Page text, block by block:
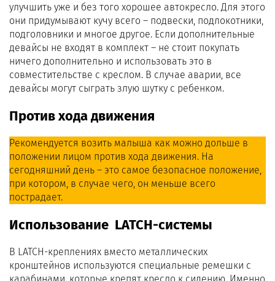
улучшить уже и без того хорошее автокресло. Для этого
они придумывают кучу всего – подвески, подлокотники,
подголовники и многое другое. Если дополнительные
девайсы не входят в комплект – не стоит покупать
ничего дополнительно и использовать это в
совместительстве с креслом. В случае аварии, все
девайсы могут сыграть злую шутку с ребенком.
Против хода движения
Рекомендуется возить малыша как можно дольше в
положении лицом против хода движения. На
сегодняшний день – это самое безопасное положение,
при котором, в случае чего, он меньше всего
пострадает.
Использование LATCH-системы
В LATCH-креплениях вместо металлических
кронштейнов используются специальные ремешки с